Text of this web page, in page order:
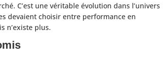
C’est une véritable évolution dans l’univers
devaient choisir entre performance en
n’existe plus.